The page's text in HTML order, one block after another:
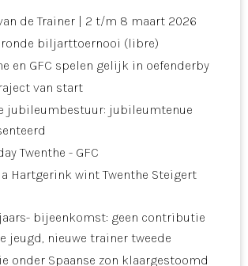
de Trainer | 2 t/m 8 maart 2026
ronde biljarttoernooi (libre)
en GFC spelen gelijk in oefenderby
van start
jubileumbestuur: jubileumtenue
Twenthe - GFC
Hartgerink wint Twenthe Steigert
bijeenkomst: geen contributie
jeugd, nieuwe trainer tweede
onder Spaanse zon klaargestoomd